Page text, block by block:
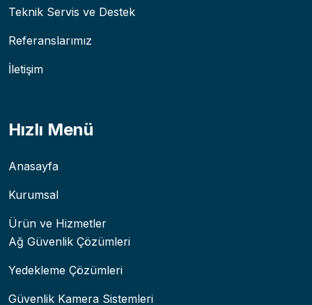
Teknik Servis ve Destek
Referanslarımız
İletişim
Hızlı Menü
Anasayfa
Kurumsal
Ürün ve Hizmetler
Ağ Güvenlik Çözümleri
Yedekleme Çözümleri
Güvenlik Kamera Sistemleri